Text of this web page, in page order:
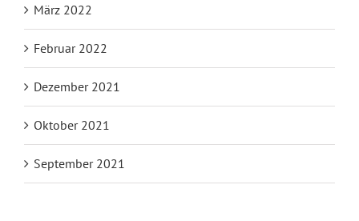
März 2022
Februar 2022
Dezember 2021
Oktober 2021
September 2021